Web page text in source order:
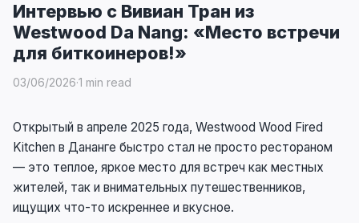
Интервью с Вивиан Тран из
Westwood Da Nang: «Место встречи
для биткоинеров!»
03/06/2026·1 min read
Открытый в апреле 2025 года, Westwood Wood Fired
Kitchen в Дананге быстро стал не просто рестораном
— это теплое, яркое место для встреч как местных
жителей, так и внимательных путешественников,
ищущих что-то искреннее и вкусное.